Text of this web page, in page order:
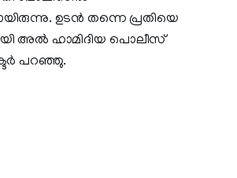
ഉടന്‍ തന്നെ പ്രതിയെ
അല്‍ ഹാമിദിയ പൊലീസ്
പറഞ്ഞു.